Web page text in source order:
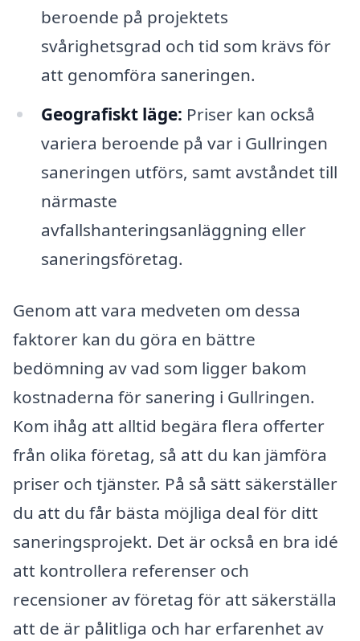
beroende på projektets
svårighetsgrad och tid som krävs för
att genomföra saneringen.
Geografiskt läge: Priser kan också
variera beroende på var i Gullringen
saneringen utförs, samt avståndet till
närmaste
avfallshanteringsanläggning eller
saneringsföretag.
Genom att vara medveten om dessa
faktorer kan du göra en bättre
bedömning av vad som ligger bakom
kostnaderna för sanering i Gullringen.
Kom ihåg att alltid begära flera offerter
från olika företag, så att du kan jämföra
priser och tjänster. På så sätt säkerställer
du att du får bästa möjliga deal för ditt
saneringsprojekt. Det är också en bra idé
att kontrollera referenser och
recensioner av företag för att säkerställa
att de är pålitliga och har erfarenhet av